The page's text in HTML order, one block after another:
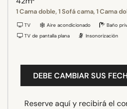
1 Cama doble, 1 Sofá cama, 1 Cama
TV Aire acondicionado
Baño
TV de pantalla plana
Insonorización
DEBE CAMBIAR SUS
Reserve aquí y recibirá el